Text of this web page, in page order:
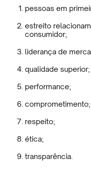
pessoas em
estreito
consumidor;
liderança de
qualidade superior;
performance;
comprometimento;
respeito;
ética;
transparência.